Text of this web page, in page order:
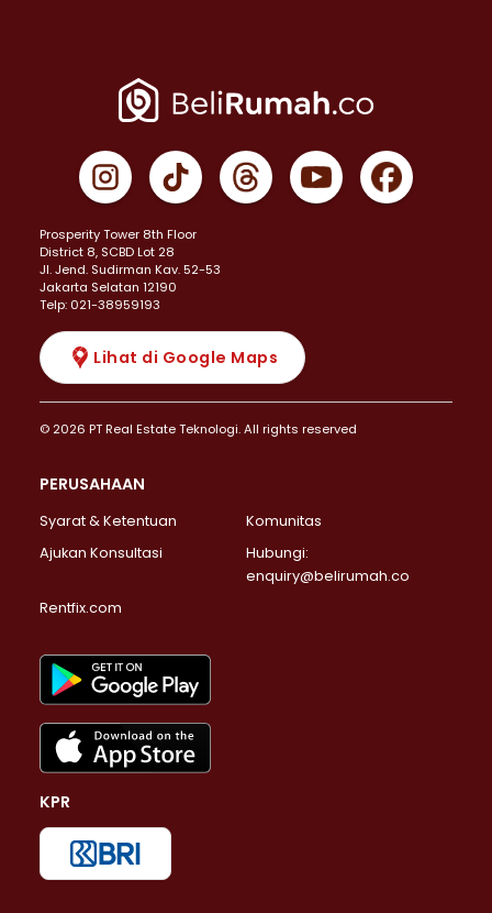
Prosperity Tower 8th Floor
District 8, SCBD Lot 28
JI. Jend. Sudirman Kav. 52-53
Jakarta Selatan 12190
Telp: 021-38959193
Lihat di Google Maps
© 2026 PT Real Estate Teknologi. All rights reserved
PERUSAHAAN
Syarat & Ketentuan
Komunitas
Ajukan Konsultasi
Hubungi:
enquiry@belirumah.co
Rentfix.com
KPR